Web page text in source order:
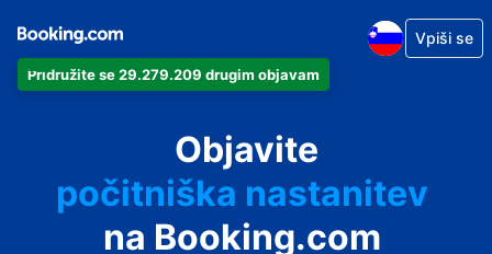
Pridružite se 29.279.209 drugim objavam
Vpiši se
Objavite
svoj apartma
svoj hotel
počitniška nastanitev
svoje gostišče
na Booking.com